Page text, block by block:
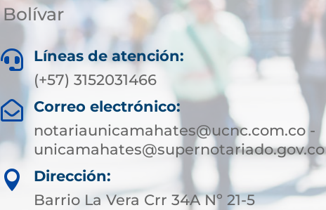
Bolívar

Líneas de atención:
(+57) 3152031466

Correo electrónico:
notariaunicamahates@ucnc.com.co -
unicamahates@supernotariado.gov.co

Dirección:
Barrio La Vera Crr 34A Nº 21-5